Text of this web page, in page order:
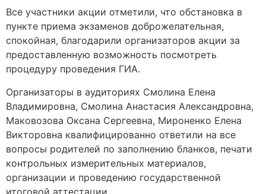
Все участники акции отметили, что обстановка в
пункте приема экзаменов доброжелательная,
спокойная, благодарили организаторов акции за
предоставленную возможность посмотреть
процедуру проведения ГИА.
Организаторы в аудиториях Смолина Елена
Владимировна, Смолина Анастасия Александровна,
Маковозова Оксана Сергеевна, Мироненко Елена
Викторовна квалифицированно ответили на все
вопросы родителей по заполнению бланков, печати
контрольных измерительных материалов,
организации и проведению государственной
итоговой аттестации.